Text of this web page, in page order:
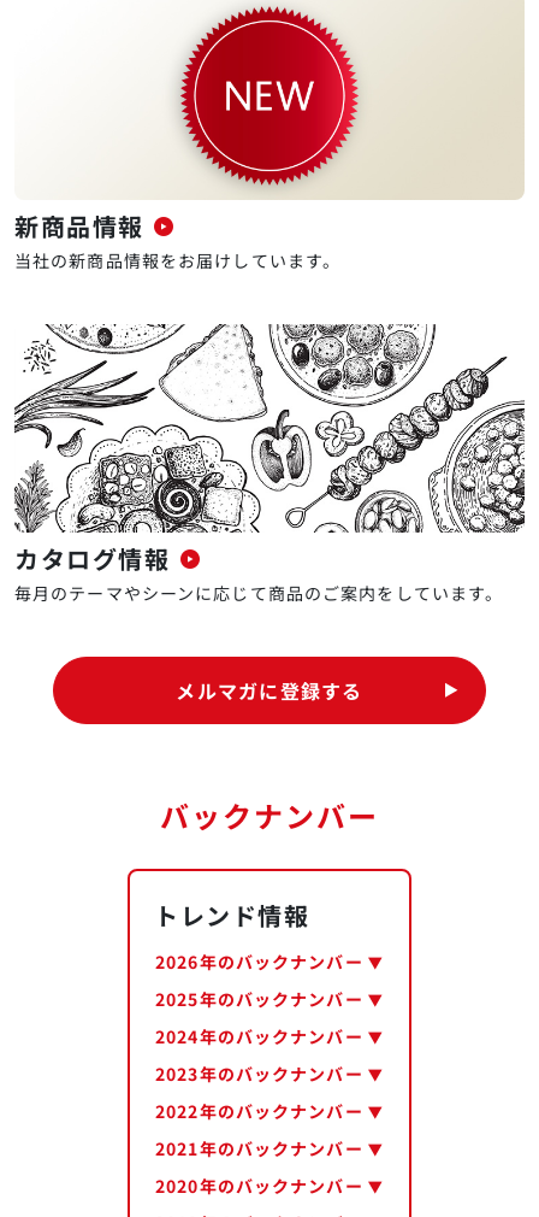
新商品情報
当社の新商品情報をお届けしています。
カタログ情報
毎月のテーマやシーンに応じて商品のご案内をしています。
メルマガに登録する
バックナンバー
トレンド情報
2026年のバックナンバー
2025年のバックナンバー
2024年のバックナンバー
2023年のバックナンバー
2022年のバックナンバー
2021年のバックナンバー
2020年のバックナンバー